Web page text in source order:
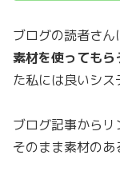
ブログの読者さん
素材を使っても
た私には良いシス
ブログ記事からリ
そのまま素材のあ